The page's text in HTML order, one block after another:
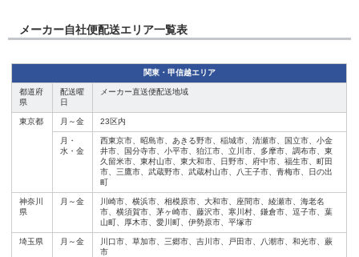
メーカー自社便配送エリア一覧表
関東・甲信越エリア
都道府
県
配送曜
日
メーカー直送便配送地域
東京都 月～金 23区内
月・
水・金
西東京市、昭島市、あきる野市、稲城市、清瀬市、国立市、小金
井市、国分寺市、小平市、狛江市、立川市、多摩市、調布市、東
久留米市、東村山市、東大和市、日野市、府中市、福生市、町田
市、三鷹市、武蔵野市、武蔵村山市、八王子市、青梅市、日の出
町
神奈川
県
月～金
川崎市、横浜市、相模原市、大和市、座間市、綾瀬市、海老名
市、横須賀市、茅ヶ崎市、藤沢市、寒川村、鎌倉市、逗子市、葉
山町、厚木市、愛川町、伊勢原市、平塚市
埼玉県 月～金
川口市、草加市、三郷市、吉川市、戸田市、八潮市、和光市、蕨
市